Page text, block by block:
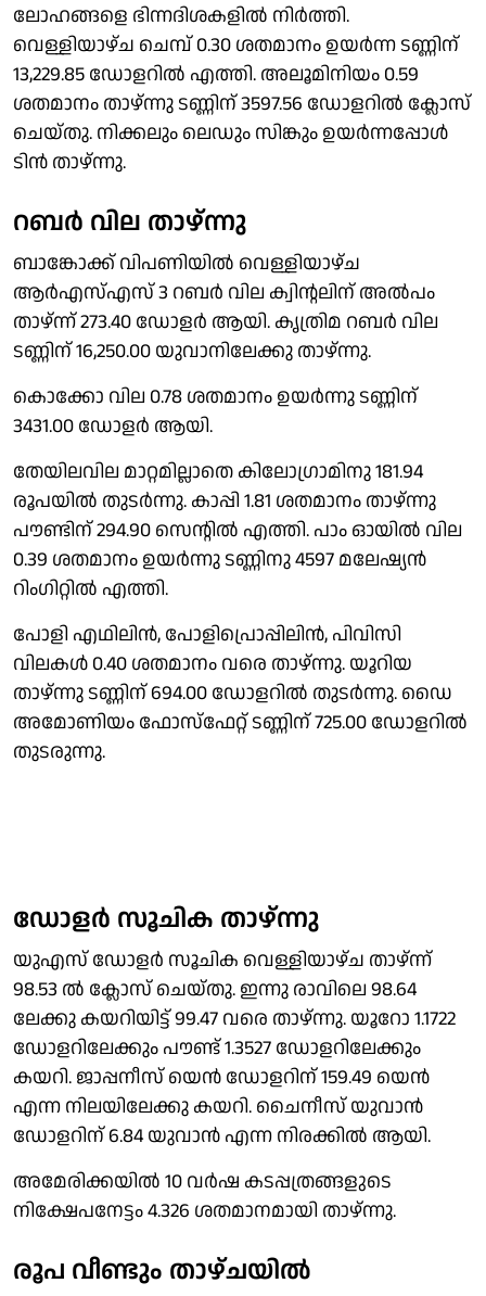
ലോഹങ്ങളെ ഭിന്നദിശകളില്‍ നിര്‍ത്തി.
വെള്ളിയാഴ്ച ചെമ്പ് 0.30 ശതമാനം ഉയര്‍ന്ന ടണ്ണിന്
13,229.85 ഡോളറില്‍ എത്തി. അലൂമിനിയം 0.59
ശതമാനം താഴ്ന്നു ടണ്ണിന് 3597.56 ഡോളറില്‍ ക്ലോസ്
ചെയ്തു. നിക്കലും ലെഡും സിങ്കും ഉയര്‍ന്നപ്പോള്‍
ടിന്‍ താഴ്ന്നു.
റബര്‍ വില താഴ്ന്നു
ബാങ്കോക്ക് വിപണിയില്‍ വെള്ളിയാഴ്ച
ആര്‍എസ്എസ് 3 റബര്‍ വില ക്വിന്റലിന് അല്‍പം
താഴ്ന്ന് 273.40 ഡോളര്‍ ആയി. കൃത്രിമ റബര്‍ വില
ടണ്ണിന് 16,250.00 യുവാനിലേക്കു താഴ്ന്നു.
കൊക്കോ വില 0.78 ശതമാനം ഉയര്‍ന്നു ടണ്ണിന്
3431.00 ഡോളര്‍ ആയി.
തേയിലവില മാറ്റമില്ലാതെ കിലോഗ്രാമിനു 181.94
രൂപയില്‍ തുടര്‍ന്നു. കാപ്പി 1.81 ശതമാനം താഴ്ന്നു
പൗണ്ടിന് 294.90 സെന്റില്‍ എത്തി. പാം ഓയില്‍ വില
0.39 ശതമാനം ഉയര്‍ന്നു ടണ്ണിനു 4597 മലേഷ്യന്‍
റിംഗിറ്റില്‍ എത്തി.
പോളി എഥിലിന്‍, പോളിപ്രൊപ്പിലിന്‍, പിവിസി
വിലകള്‍ 0.40 ശതമാനം വരെ താഴ്ന്നു. യൂറിയ
താഴ്ന്നു ടണ്ണിന് 694.00 ഡോളറില്‍ തുടര്‍ന്നു. ഡൈ
അമോണിയം ഫോസ്‌ഫേറ്റ് ടണ്ണിന് 725.00 ഡോളറില്‍
തുടരുന്നു.
ഡോളര്‍ സൂചിക താഴ്ന്നു
യുഎസ് ഡോളര്‍ സൂചിക വെള്ളിയാഴ്ച താഴ്ന്ന്
98.53 ല്‍ ക്ലോസ് ചെയ്തു. ഇന്നു രാവിലെ 98.64
ലേക്കു കയറിയിട്ട് 99.47 വരെ താഴ്ന്നു. യൂറോ 1.1722
ഡോളറിലേക്കും പൗണ്ട് 1.3527 ഡോളറിലേക്കും
കയറി. ജാപ്പനീസ് യെന്‍ ഡോളറിന് 159.49 യെന്‍
എന്ന നിലയിലേക്കു കയറി. ചൈനീസ് യുവാന്‍
ഡോളറിന് 6.84 യുവാന്‍ എന്ന നിരക്കില്‍ ആയി.
അമേരിക്കയില്‍ 10 വര്‍ഷ കടപ്പത്രങ്ങളുടെ
നിക്ഷേപനേട്ടം 4.326 ശതമാനമായി താഴ്ന്നു.
രൂപ വീണ്ടും താഴ്ചയില്‍